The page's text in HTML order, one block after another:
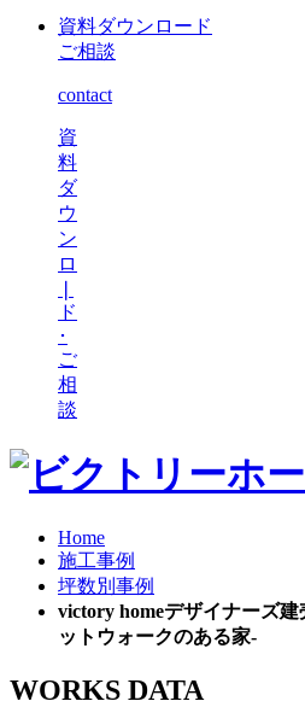
資料ダウンロード
ご相談
contact
資
料
ダ
ウ
ン
ロ
ド
･
ご
相
談
Home
施工事例
坪数別事例
victory homeデザイナーズ
ットウォークのある家-
WORKS DATA